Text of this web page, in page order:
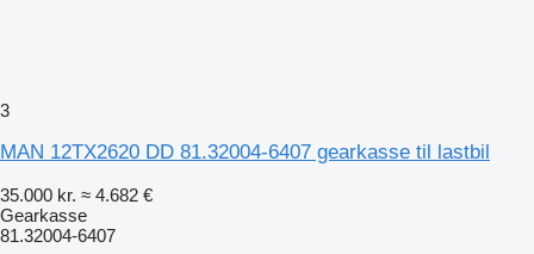
3
MAN 12TX2620 DD 81.32004-6407 gearkasse til lastbil
35.000 kr. ≈ 4.682 €
Gearkasse
81.32004-6407